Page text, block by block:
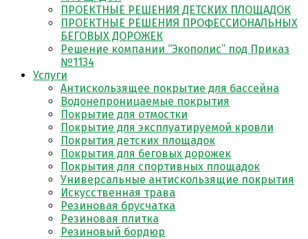
ПРОЕКТНЫЕ РЕШЕНИЯ ДЕТСКИХ ПЛОЩАДОК
ПРОЕКТНЫЕ РЕШЕНИЯ ПРОФЕССИОНАЛЬНЫХ
БЕГОВЫХ ДОРОЖЕК
Решение компании “Экополис” под Приказ
№1134
Услуги
Антискользящее покрытие для бассейна
Водонепроницаемые покрытия
Покрытие для отмостки
Покрытие для эксплуатируемой кровли
Покрытия детских площадок
Покрытия для беговых дорожек
Покрытия для спортивных площадок
Универсальные антискользящие покрытия
Искусственная трава
Резиновая брусчатка
Резиновая плитка
Резиновый бордюр